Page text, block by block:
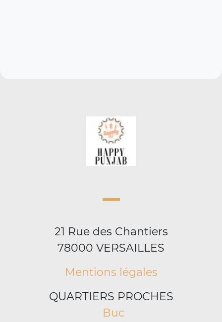
21 Rue des Chantiers
78000 VERSAILLES
Mentions légales
QUARTIERS PROCHES
Buc